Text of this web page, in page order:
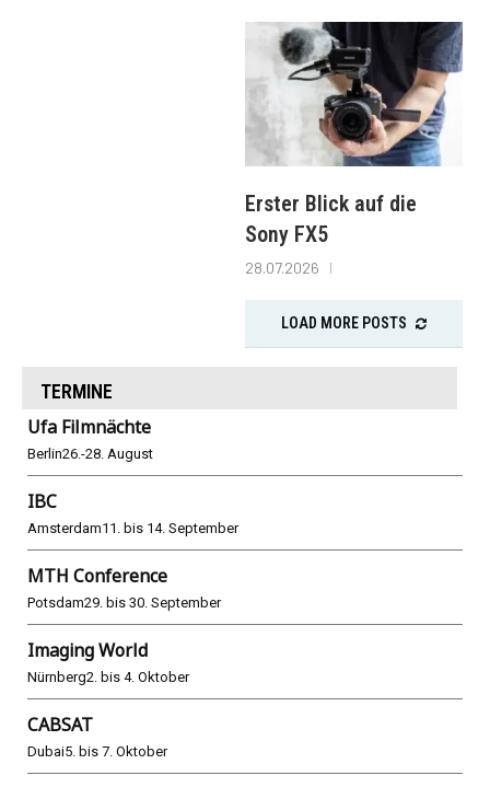
Erster Blick auf die
Sony FX5
28.07.2026
LOAD MORE POSTS
TERMINE
Ufa Filmnächte
Berlin26.-28. August
IBC
Amsterdam11. bis 14. September
MTH Conference
Potsdam29. bis 30. September
Imaging World
Nürnberg2. bis 4. Oktober
CABSAT
Dubai5. bis 7. Oktober